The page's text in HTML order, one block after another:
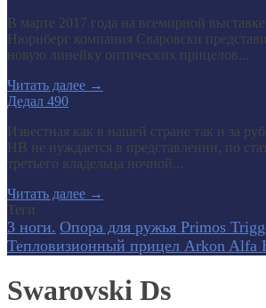
В марте 2017 года на всемирной
Нюрнберг компания Сваровски
новую линейку оптических прицелов...
Читать далее →
Дедал 490
Известная как в нашей стране так и за
НВ не нуждается в представлении, по
третьего владельца ночной...
Читать далее →
Теги
3 ноги. Опора для ружья Primos
Тепловизионный прицел Arkon Alfa
Swarovski Ds